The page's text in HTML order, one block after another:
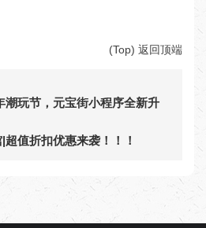
(Top) 返回顶端
潮玩节，元宝街小程序全新升
超值折扣优惠来袭！！！